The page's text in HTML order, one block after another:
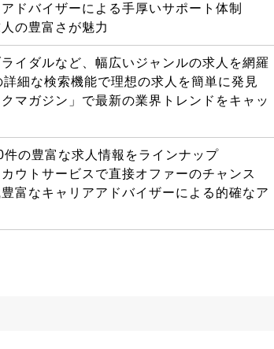
ドバイザーによる手厚いサポート体制
の豊富さが魅力
イダルなど、幅広いジャンルの求人を網羅
詳細な検索機能で理想の求人を簡単に発見
クマガジン」で最新の業界トレンドをキャッ
の豊富な求人情報をラインナップ
ウトサービスで直接オファーのチャンス
富なキャリアアドバイザーによる的確なア